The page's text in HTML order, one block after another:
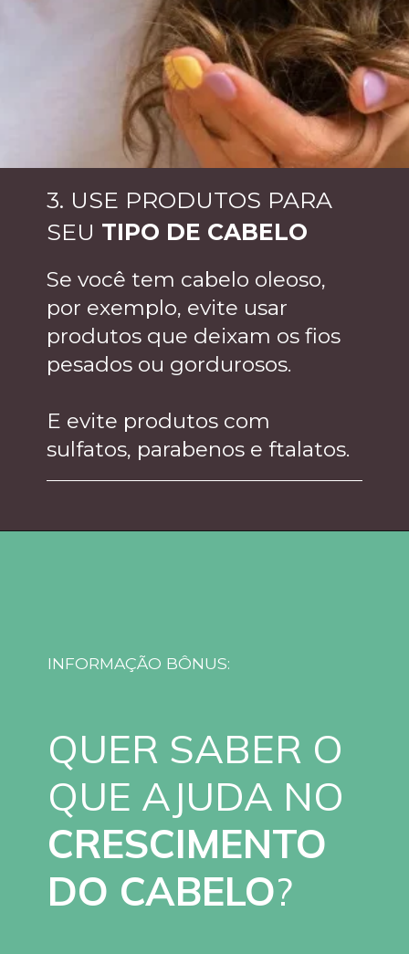
3. USE PRODUTOS PARA
SEU TIPO DE CABELO
Se você tem cabelo oleoso,
por exemplo, evite usar
produtos que deixam os fios
pesados ou gordurosos.
E evite produtos com
sulfatos, parabenos e ftalatos.
QUER SABER O
QUE AJUDA NO
CRESCIMENTO
DO CABELO?
INFORMAÇÃO BÔNUS: